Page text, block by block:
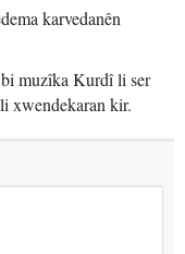
karvedanên
muzîka Kurdî li ser
xwendekaran kir.